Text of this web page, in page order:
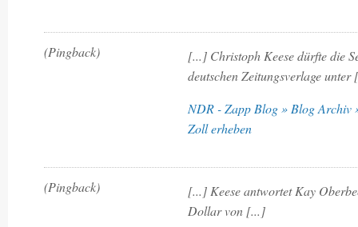
(Pingback)
[...] Christoph Keese dürfte die
deutschen Zeitungsverlage unter
NDR - Zapp Blog » Blog Archiv
Zoll erheben
(Pingback)
[...] Keese antwortet Kay
Dollar von [...]